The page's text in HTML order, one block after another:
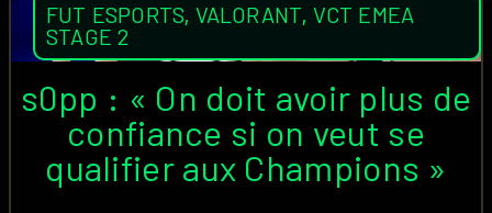
FUT ESPORTS, VALORANT, VCT EMEA
STAGE 2
s0pp : « On doit avoir plus de
confiance si on veut se
qualifier aux Champions »